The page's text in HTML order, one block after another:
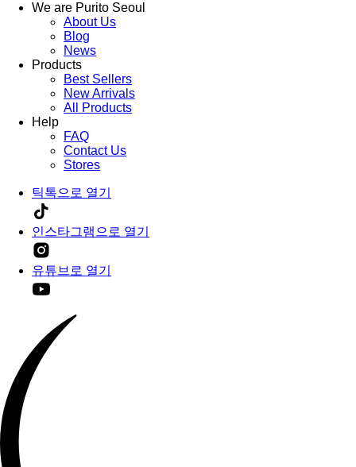
We are Purito Seoul
About Us
Blog
News
Products
Best Sellers
New Arrivals
All Products
Help
FAQ
Contact Us
Stores
틱톡으로 열기
인스타그램으로 열기
유튜브로 열기